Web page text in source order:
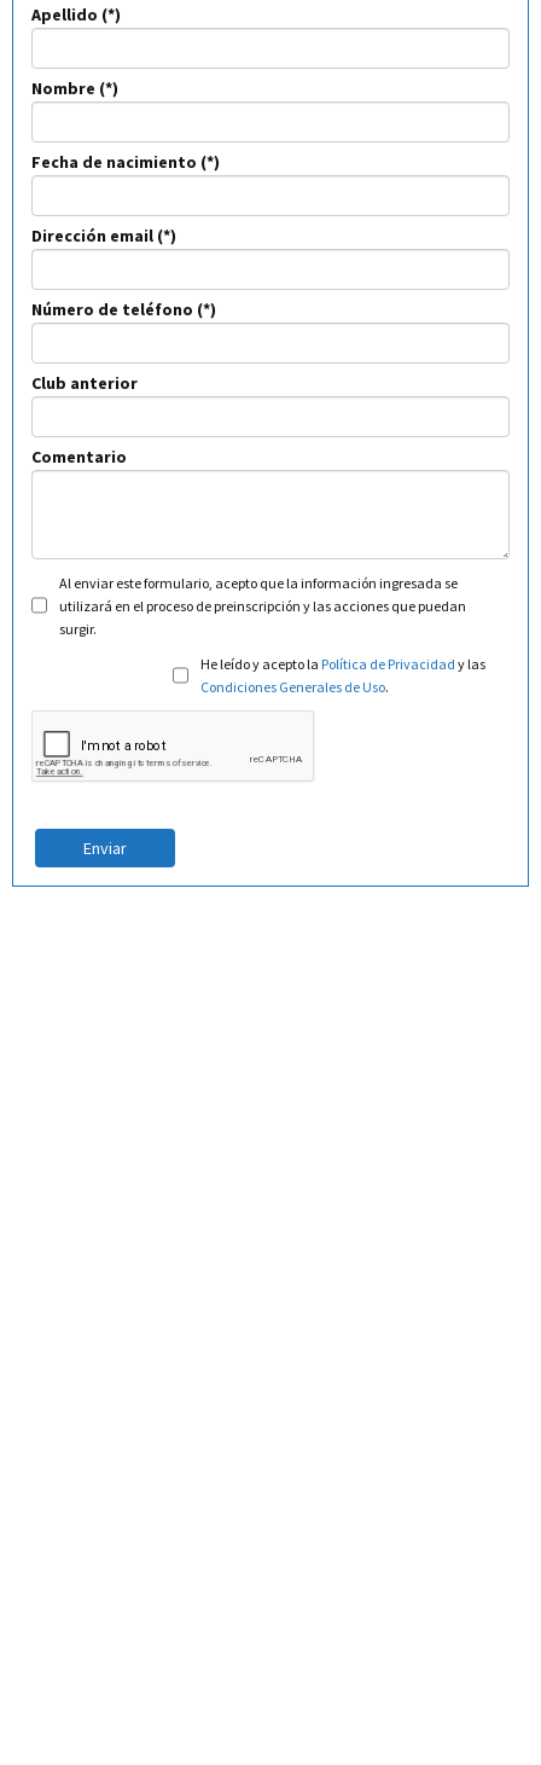
Apellido
Nombre
Fecha de nacimiento
Dirección email
Número de teléfono
Club anterior
Comentario
Al enviar este formulario, acepto que la información ingresada se
utilizará en el proceso de preinscripción y las acciones que puedan
surgir.
He leído y acepto la Política de Privacidad y las
Condiciones Generales de Uso.
Enviar